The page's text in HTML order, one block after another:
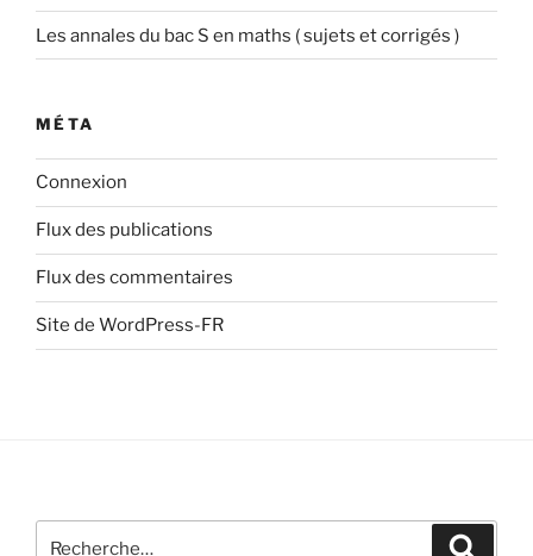
Les annales du bac S en maths ( sujets et corrigés )
MÉTA
Connexion
Flux des publications
Flux des commentaires
Site de WordPress-FR